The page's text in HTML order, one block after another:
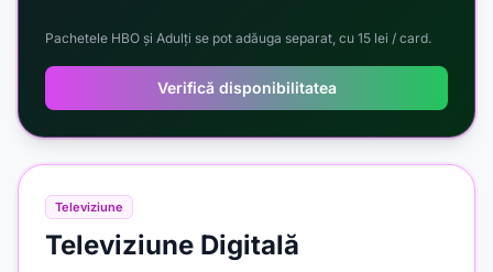
Televiziune
Televiziune Digitală
Pachetele HBO și Adulți se pot adăuga separat, cu 15 lei / card.
Verifică disponibilitatea